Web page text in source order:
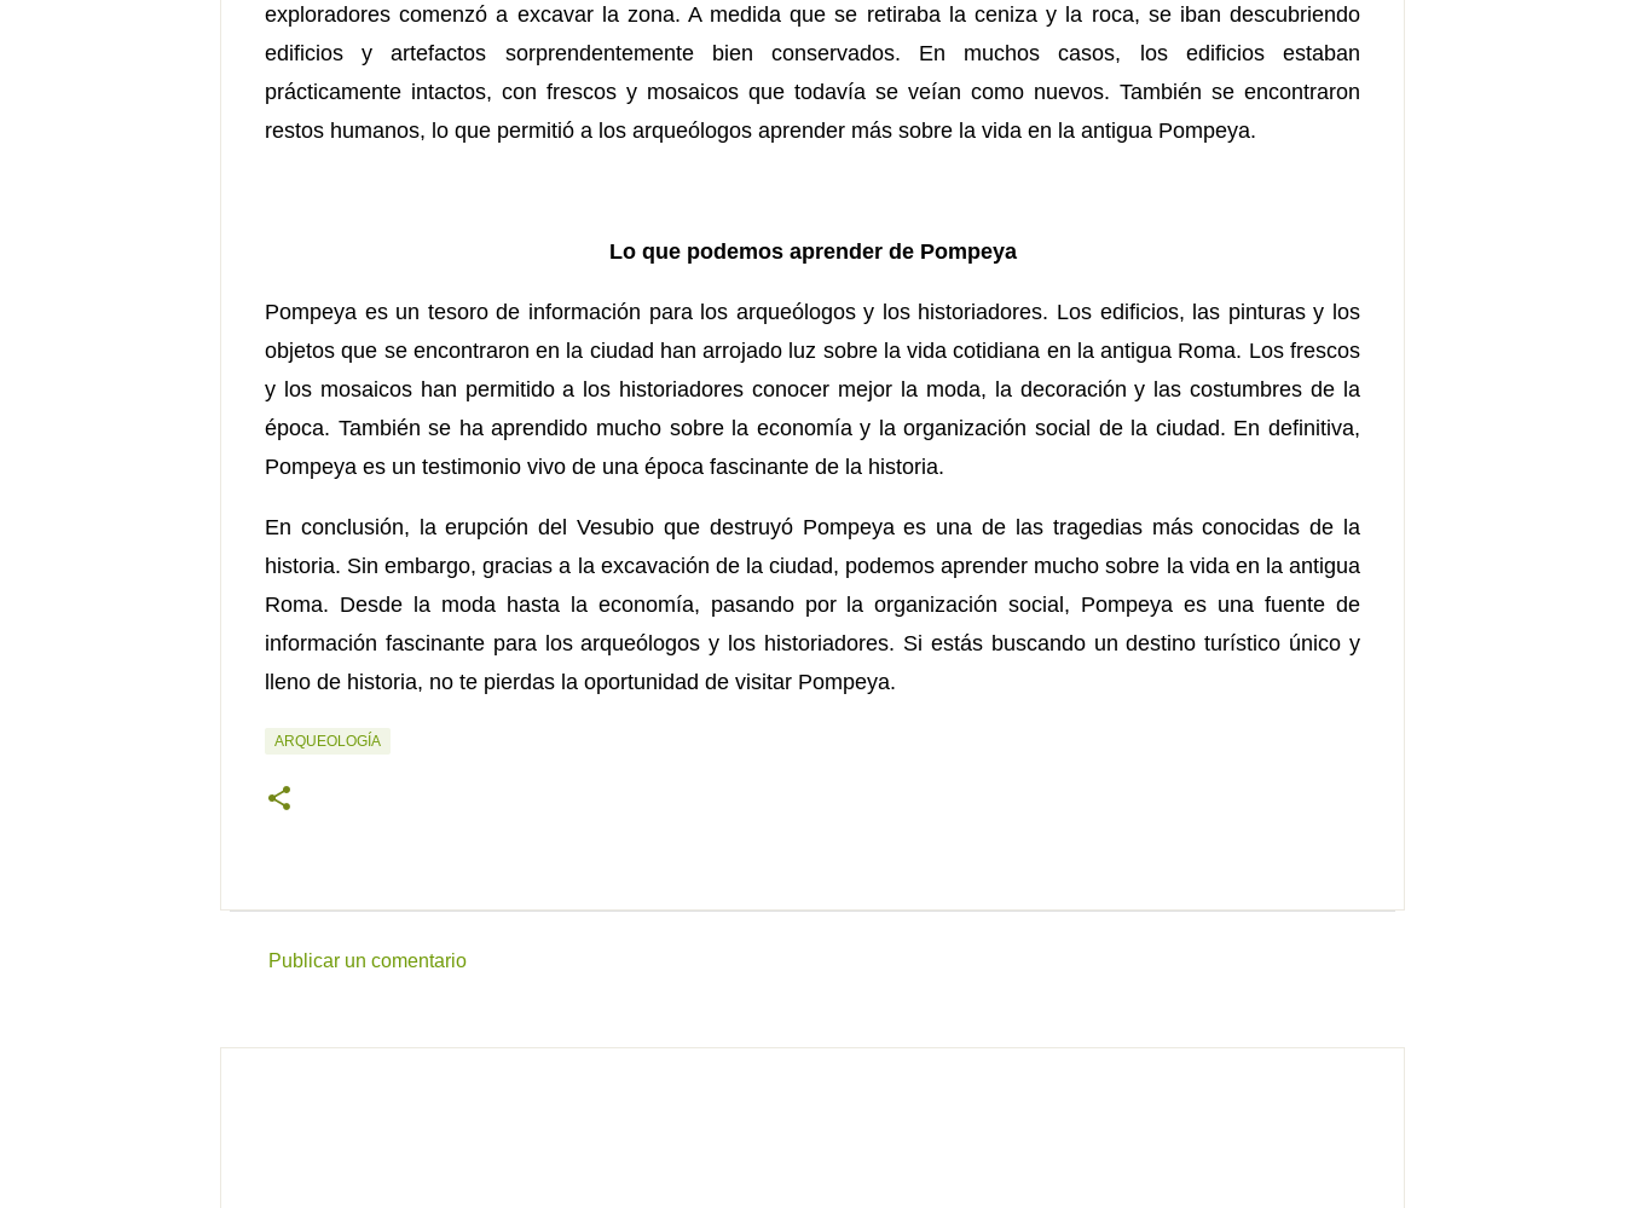
exploradores comenzó a excavar la zona. A medida que se retiraba la ceniza y la roca, se iban descubriendo
edificios y artefactos sorprendentemente bien conservados. En muchos casos, los edificios estaban
prácticamente intactos, con frescos y mosaicos que todavía se veían como nuevos. También se encontraron
restos humanos, lo que permitió a los arqueólogos aprender más sobre la vida en la antigua Pompeya.
Lo que podemos aprender de Pompeya
Pompeya es un tesoro de información para los arqueólogos y los historiadores. Los edificios, las pinturas y los
objetos que se encontraron en la ciudad han arrojado luz sobre la vida cotidiana en la antigua Roma. Los frescos
y los mosaicos han permitido a los historiadores conocer mejor la moda, la decoración y las costumbres de la
época. También se ha aprendido mucho sobre la economía y la organización social de la ciudad. En definitiva,
Pompeya es un testimonio vivo de una época fascinante de la historia.
En conclusión, la erupción del Vesubio que destruyó Pompeya es una de las tragedias más conocidas de la
historia. Sin embargo, gracias a la excavación de la ciudad, podemos aprender mucho sobre la vida en la antigua
Roma. Desde la moda hasta la economía, pasando por la organización social, Pompeya es una fuente de
información fascinante para los arqueólogos y los historiadores. Si estás buscando un destino turístico único y
lleno de historia, no te pierdas la oportunidad de visitar Pompeya.
ARQUEOLOGÍA
Publicar un comentario